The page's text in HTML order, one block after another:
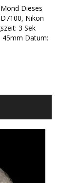
Dieses
Nikon
3 Sek
45mm Datum: